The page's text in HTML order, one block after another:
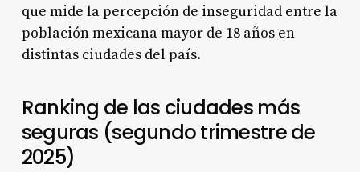
que mide la percepción de inseguridad entre la
población mexicana mayor de 18 años en
distintas ciudades del país.
Ranking de las ciudades más
seguras (segundo trimestre de
2025)